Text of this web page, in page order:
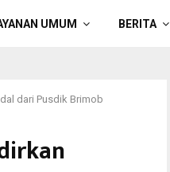
UMUM BERITA
dari Pusdik Brimob